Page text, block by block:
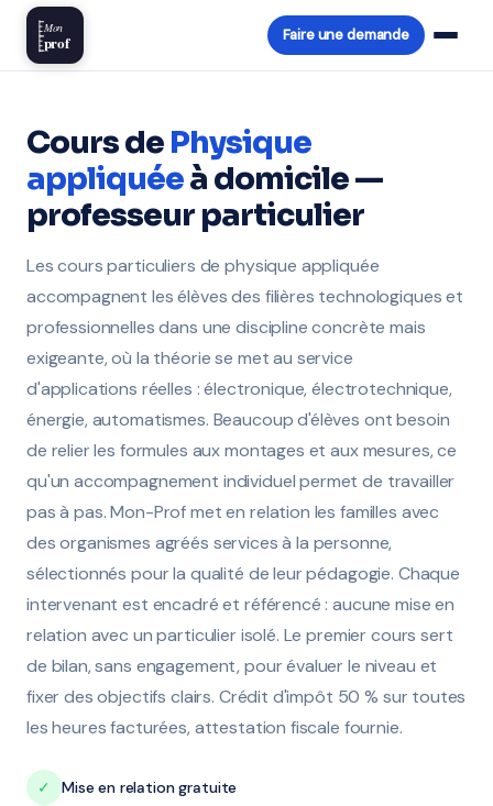
Mon
prof Faire une demande
Cours de Physique
appliquéeà domicile —
professeur particulier
Les cours particuliers de physique appliquée
accompagnent les élèves des filières technologiques et
professionnelles dans une discipline concrète mais
exigeante, où la théorie se met au service
d'applications réelles : électronique, électrotechnique,
énergie, automatismes. Beaucoup d'élèves ont besoin
de relier les formules aux montages et aux mesures, ce
qu'un accompagnement individuel permet de travailler
pas à pas. Mon-Prof met en relation les familles avec
des organismes agréés services à la personne,
sélectionnés pour la qualité de leur pédagogie. Chaque
intervenant est encadré et référencé : aucune mise en
relation avec un particulier isolé. Le premier cours sert
de bilan, sans engagement, pour évaluer le niveau et
fixer des objectifs clairs. Crédit d'impôt 50 % sur toutes
les heures facturées, attestation fiscale fournie.
✓
Mise en relation gratuite